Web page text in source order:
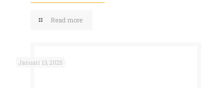
Read more
Januari 13, 2025